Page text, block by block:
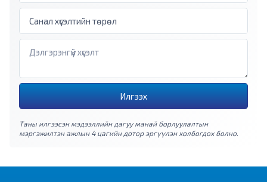
Илгээх
Таны илгээсэн мэдээллийн дагуу манай борлуулалтын
мэргэжилтэн ажлын 4 цагийн дотор эргүүлэн холбогдох болно.